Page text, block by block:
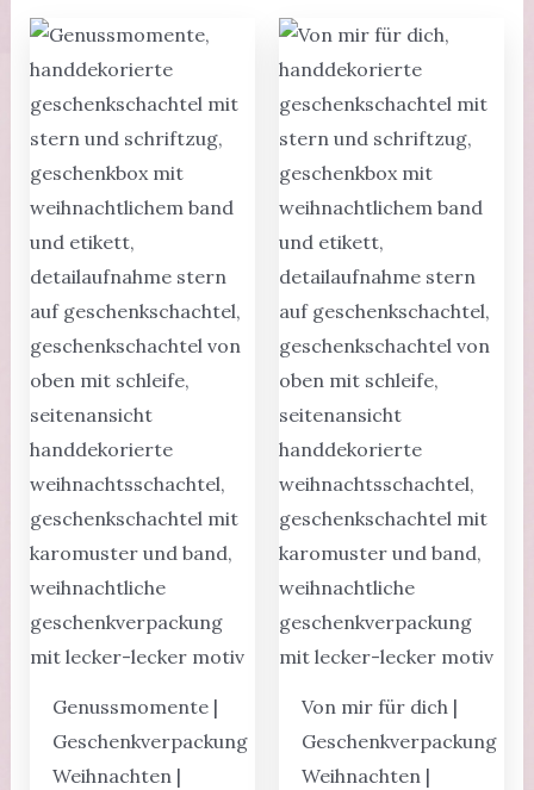
Genussmomente |
Geschenkverpackung
Weihnachten |
Von mir für dich |
Geschenkverpackung
Weihnachten |